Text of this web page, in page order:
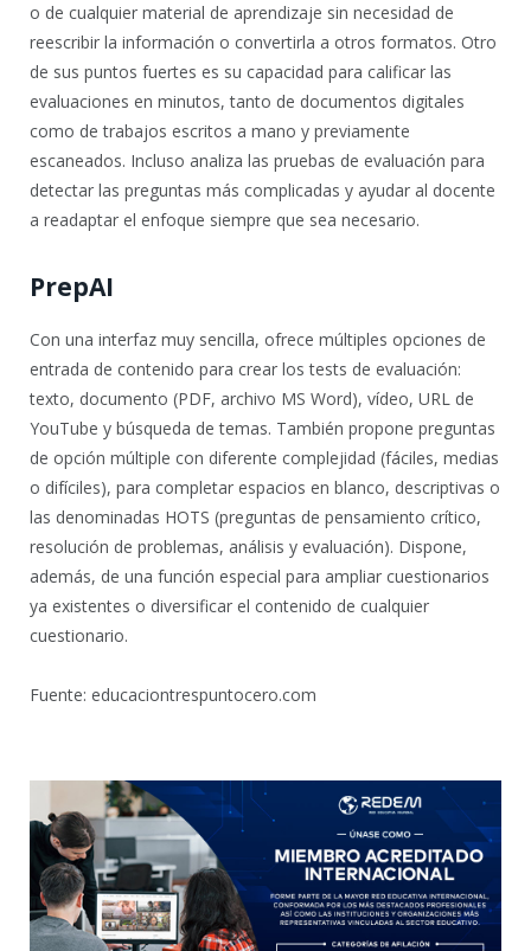
o de cualquier material de aprendizaje sin necesidad de
reescribir la información o convertirla a otros formatos. Otro
de sus puntos fuertes es su capacidad para calificar las
evaluaciones en minutos, tanto de documentos digitales
como de trabajos escritos a mano y previamente
escaneados. Incluso analiza las pruebas de evaluación para
detectar las preguntas más complicadas y ayudar al docente
a readaptar el enfoque siempre que sea necesario.
PrepAI
Con una interfaz muy sencilla, ofrece múltiples opciones de
entrada de contenido para crear los tests de evaluación:
texto, documento (PDF, archivo MS Word), vídeo, URL de
YouTube y búsqueda de temas. También propone preguntas
de opción múltiple con diferente complejidad (fáciles, medias
o difíciles), para completar espacios en blanco, descriptivas o
las denominadas HOTS (preguntas de pensamiento crítico,
resolución de problemas, análisis y evaluación). Dispone,
además, de una función especial para ampliar cuestionarios
ya existentes o diversificar el contenido de cualquier
cuestionario.
Fuente: educaciontrespuntocero.com